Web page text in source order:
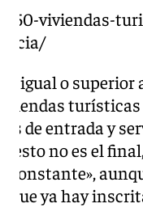
550-viviendas-
igual o superior
viviendas
de entrada y
«esto no es el
constante»,
que ya hay